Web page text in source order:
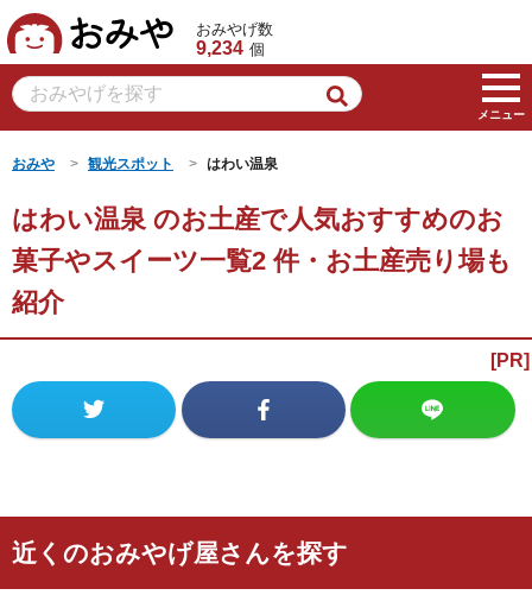
おみや
おみやげ数
9,234 個
メニュー
おみや 観光スポット はわい温泉
はわい温泉 のお土産で人気おすすめのお
菓子やスイーツ一覧2 件・お土産売り場も
紹介
近くのおみやげ屋さんを探す